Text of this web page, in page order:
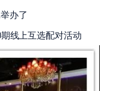
办了
线上互选配对活动